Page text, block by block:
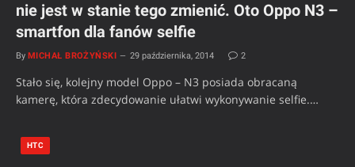
nie jest w stanie tego zmienić. Oto Oppo N3 –
smartfon dla fanów selfie
By MICHAŁ BROŻYŃSKI 29 października, 2014 2
Stało się, kolejny model Oppo – N3 posiada obracaną
kamerę, która zdecydowanie ułatwi wykonywanie selfie.…
HTC